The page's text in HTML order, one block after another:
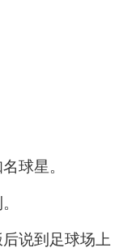
球星。
说到足球场上